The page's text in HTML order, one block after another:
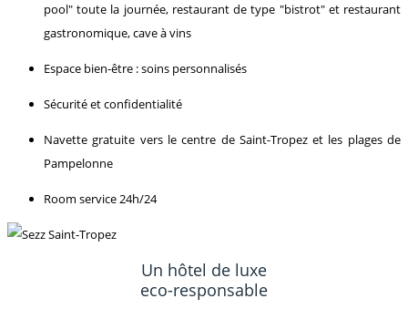
pool" toute la journée, restaurant de type "bistrot" et restaurant
gastronomique, cave à vins
Espace bien-être : soins personnalisés
Sécurité et confidentialité
Navette gratuite vers le centre de Saint-Tropez et les plages de
Pampelonne
Room service 24h/24
Un hôtel de luxe
eco-responsable